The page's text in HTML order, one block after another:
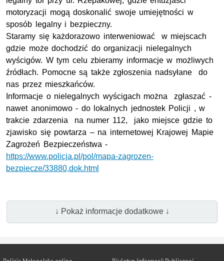
motoryzacji mogą doskonalić swoje umiejętności w
sposób legalny i bezpieczny.
Staramy się każdorazowo interweniować w miejscach
gdzie może dochodzić do organizacji nielegalnych
wyścigów. W tym celu zbieramy informacje w możliwych
źródłach. Pomocne są także zgłoszenia nadsyłane do
nas przez mieszkańców.
Informacje o nielegalnych wyścigach można zgłaszać -
nawet anonimowo - do lokalnych jednostek Policji , w
trakcie zdarzenia na numer 112, jako miejsce gdzie to
zjawisko się powtarza – na internetowej Krajowej Mapie
Zagrożeń Bezpieczeństwa -
https://www.policja.pl/pol/mapa-zagrozen-
bezpiecze/33880,dok.html
↓ Pokaż informacje dodatkowe ↓